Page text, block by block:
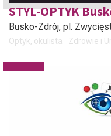
STYL-OPTYK
Busko-Zdrój, pl.
Optyk, okulista Zdrowie i